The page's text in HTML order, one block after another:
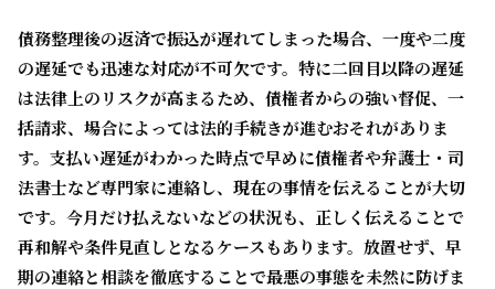
債務整理後の返済で振込が遅れてしまった場合、一度や二度
の遅延でも迅速な対応が不可欠です。特に二回目以降の遅延
は法律上のリスクが高まるため、債権者からの強い督促、一
括請求、場合によっては法的手続きが進むおそれがありま
す。支払い遅延がわかった時点で早めに債権者や弁護士・司
法書士など専門家に連絡し、現在の事情を伝えることが大切
です。今月だけ払えないなどの状況も、正しく伝えることで
再和解や条件見直しとなるケースもあります。放置せず、早
期の連絡と相談を徹底することで最悪の事態を未然に防げま